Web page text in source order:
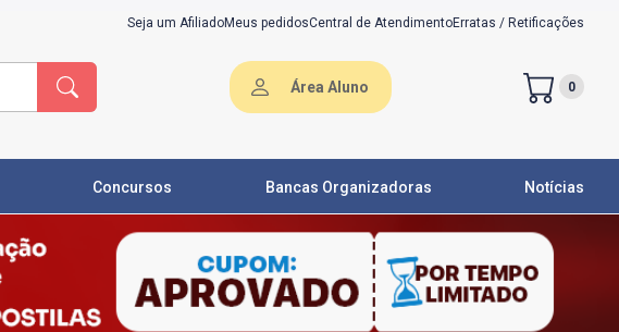
Seja um AfiliadoMeus pedidosCentral de AtendimentoErratas / Retificações
Área Aluno 0
Concursos Bancas Organizadoras Notícias